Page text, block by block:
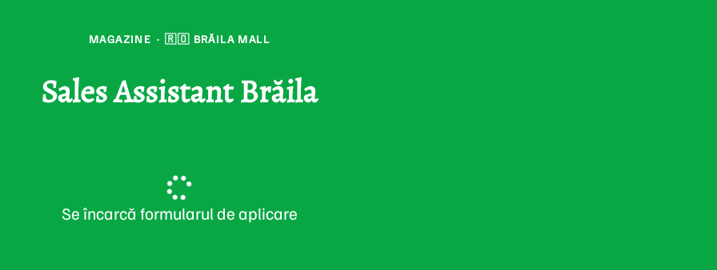
MAGAZINE · 🇷🇴 BRĂILA MALL
Sales Assistant Brăila
Se încarcă formularul de aplicare